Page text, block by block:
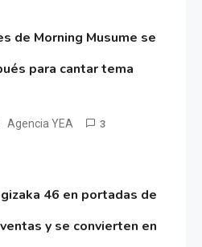
de Morning Musume se
para cantar tema
Agencia YEA 3
46 en portadas de
y se convierten en